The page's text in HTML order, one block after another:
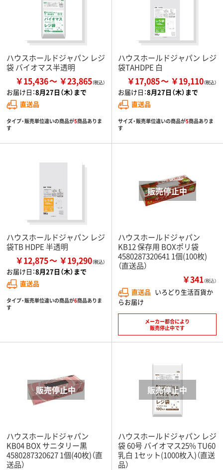
ハウスホールドジャパン レジ
袋 バイオマス半透明
￥15,436 ￥23,865
お届け日：8月27日（木）まで
直送品
タイプ・販売単位違いの商品が5商品ありま
す
ハウスホールドジャパン レジ
袋TAHDPE 白
￥17,085 ￥19,110
お届け日：8月27日（木）まで
直送品
サイズ・販売単位違いの商品が5商品ありま
す
ハウスホールドジャパン レジ
袋TB HDPE 半透明
￥12,875 ￥19,290
お届け日：8月27日（木）まで
直送品
タイプ・販売単位違いの商品が6商品ありま
す
ハウスホールドジャパン
KB12 保存用 BOXポリ袋
4580287320641 1個(100枚)
（直送品）
￥341（税込）
直送品 いろどり生活百貨か
らお届け
メーカー都合により
販売停止中です
ハウスホールドジャパン
KB04 BOX サニタリー黒
4580287320627 1個(40枚)（直
送品）
ハウスホールドジャパン レジ
袋 60号 バイオマス25% TU60
乳白 1セット(1000枚入)（直送
品）